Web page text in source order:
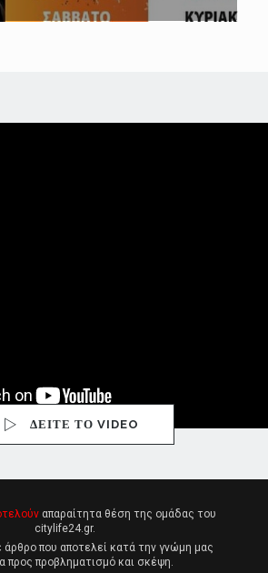
ΔΕΙΤΕ ΤΟ VIDEO
απαραίτητα θέση της ομάδας του
citylife24.gr.
που αποτελεί κατά την γνώμη μας
προς προβληματισμό και σκέψη.